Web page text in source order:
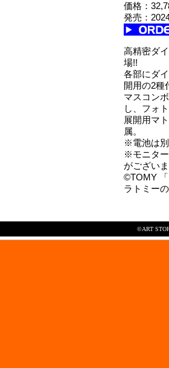
価格：
発売：
高精密ダ
場!!
各部にダ
開用の2種
マスコン
し、フォ
展開用マ
属。
※電池は
※モニタ
がござい
©TOMY
ラトミー
©ART